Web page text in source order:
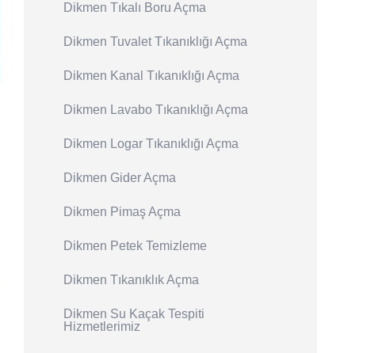
Dikmen Tıkalı Boru Açma
Dikmen Tuvalet Tıkanıklığı Açma
Dikmen Kanal Tıkanıklığı Açma
Dikmen Lavabo Tıkanıklığı Açma
Dikmen Logar Tıkanıklığı Açma
Dikmen Gider Açma
Dikmen Pimaş Açma
Dikmen Petek Temizleme
Dikmen Tıkanıklık Açma
Dikmen Su Kaçak Tespiti
Hizmetlerimiz